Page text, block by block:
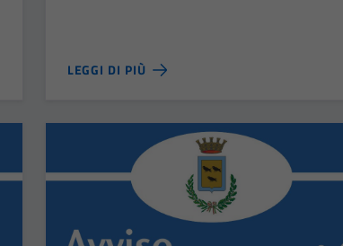
LEGGI DI PIÙ